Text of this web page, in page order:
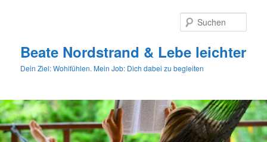
Beate Nordstrand & Lebe leichter
Dein Ziel: Wohlfühlen. Mein Job: Dich dabei zu begleiten